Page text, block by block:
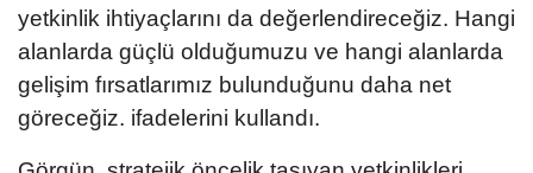
yetkinlik ihtiyaçlarını da değerlendireceğiz. Hangi
alanlarda güçlü olduğumuzu ve hangi alanlarda
gelişim fırsatlarımız bulunduğunu daha net
göreceğiz. ifadelerini kullandı.